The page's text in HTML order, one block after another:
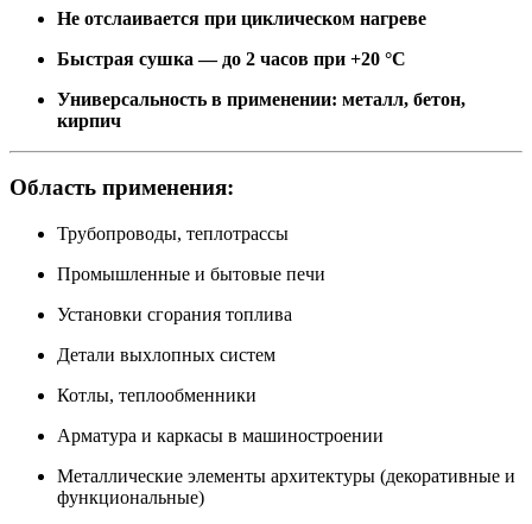
Не отслаивается при циклическом нагреве
Быстрая сушка — до 2 часов при +20 °C
Универсальность в применении: металл, бетон,
кирпич
Область применения:
Трубопроводы, теплотрассы
Промышленные и бытовые печи
Установки сгорания топлива
Детали выхлопных систем
Котлы, теплообменники
Арматура и каркасы в машиностроении
Металлические элементы архитектуры (декоративные и
функциональные)